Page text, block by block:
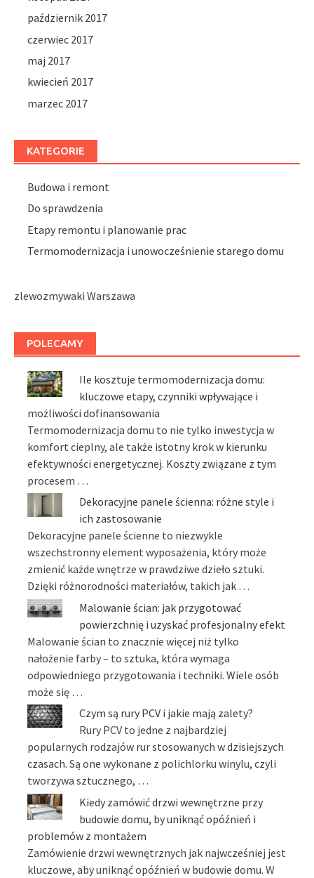
październik 2017
czerwiec 2017
maj 2017
kwiecień 2017
marzec 2017
KATEGORIE
Budowa i remont
Do sprawdzenia
Etapy remontu i planowanie prac
Termomodernizacja i unowocześnienie starego domu
zlewozmywaki Warszawa
POLECAMY
Ile kosztuje termomodernizacja domu:
kluczowe etapy, czynniki wpływające i
możliwości dofinansowania
Termomodernizacja domu to nie tylko inwestycja w
komfort cieplny, ale także istotny krok w kierunku
efektywności energetycznej. Koszty związane z tym
procesem …
Dekoracyjne panele ścienna: różne style i
ich zastosowanie
Dekoracyjne panele ścienne to niezwykle
wszechstronny element wyposażenia, który może
zmienić każde wnętrze w prawdziwe dzieło sztuki.
Dzięki różnorodności materiałów, takich jak …
Malowanie ścian: jak przygotować
powierzchnię i uzyskać profesjonalny efekt
Malowanie ścian to znacznie więcej niż tylko
nałożenie farby – to sztuka, która wymaga
odpowiedniego przygotowania i techniki. Wiele osób
może się …
Czym są rury PCV i jakie mają zalety?
Rury PCV to jedne z najbardziej
popularnych rodzajów rur stosowanych w dzisiejszych
czasach. Są one wykonane z polichlorku winylu, czyli
tworzywa sztucznego, …
Kiedy zamówić drzwi wewnętrzne przy
budowie domu, by uniknąć opóźnień i
problemów z montażem
Zamówienie drzwi wewnętrznych jak najwcześniej jest
kluczowe, aby uniknąć opóźnień w budowie domu. W